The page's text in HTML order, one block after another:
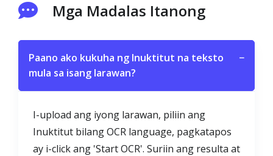
Mga Madalas Itanong
Paano ako kukuha ng Inuktitut na teksto
mula sa isang larawan?
−
I-upload ang iyong larawan, piliin ang
Inuktitut bilang OCR language, pagkatapos
ay i-click ang 'Start OCR'. Suriin ang resulta at